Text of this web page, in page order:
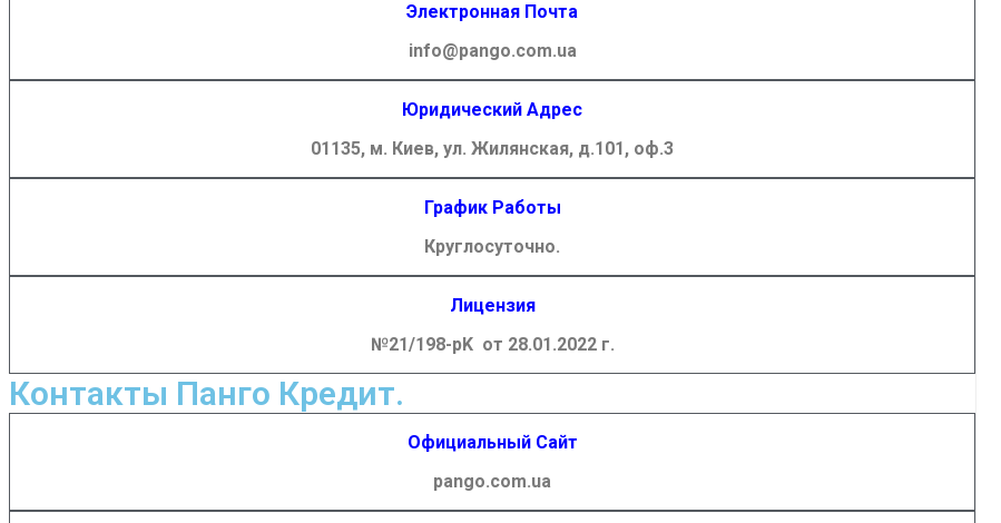
Электронная Почта
info@pango.com.ua
Юридический Адрес
01135, м. Киев, ул. Жилянская, д.101, оф.3
График Работы
Круглосуточно.
Лицензия
№21/198-pK от 28.01.2022 г.
Контакты Панго Кредит.
Официальный Сайт
pango.com.ua